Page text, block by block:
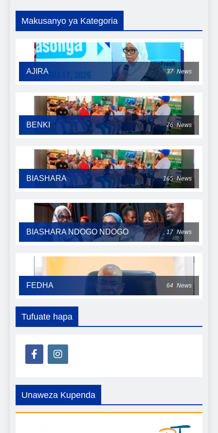
Makusanyo ya Kategoria
AJIRA 37 News
BENKI 76 News
BIASHARA 165 News
BIASHARA NDOGO NDOGO 17 News
FEDHA 64 News
Tufuate hapa
Unaweza Kupenda